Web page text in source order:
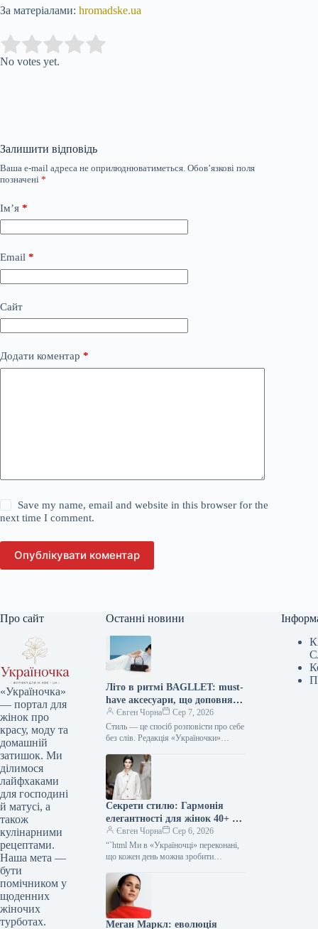
За матеріалами: hromadske.ua
Rate this item:
No votes yet.
Залишити відповідь
Ваша e-mail адреса не оприлюднюватиметься. Обов’язкові поля
позначені *
Ім’я *
Email *
Сайт
Додати коментар *
Save my name, email and website in this browser for the
next time I comment.
Опублікувати коментар
Про сайт
«Україночка»
— портал для
жінок про
красу, моду та
домашній
затишок. Ми
ділимося
лайфхаками
для господині
й матусі, а
також
кулінарними
рецептами.
Наша мета —
бути
помічником у
щоденних
жіночих
турботах.
Останні новини
Літо в ритмі BAGLLET: must-
have аксесуари, що доповнять
твій фешн-образ
Євген Чорна
Сер 7, 2026
Стиль — це спосіб розповісти про себе
без слів. Редакція «Україночки»
тенденціями, і сьогодні ми
підготували…
Секрети стилю: Гармонія
елегантності для жінок 40+ від
топ-стилістки
Євген Чорна
Сер 6, 2026
“`html Ми в «Україночці» переконані,
що кожен день можна зробити
трішки натхнення. Сьогодні ми
розбираємося…
Меган Маркл: еволюція